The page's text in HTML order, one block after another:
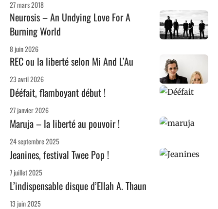
27 mars 2018
Neurosis – An Undying Love For A
Burning World
8 juin 2026
REC ou la liberté selon Mi And L’Au
23 avril 2026
Dééfait, flamboyant début !
27 janvier 2026
Maruja – la liberté au pouvoir !
24 septembre 2025
Jeanines, festival Twee Pop !
7 juillet 2025
L’indispensable disque d’Ellah A. Thaun
13 juin 2025